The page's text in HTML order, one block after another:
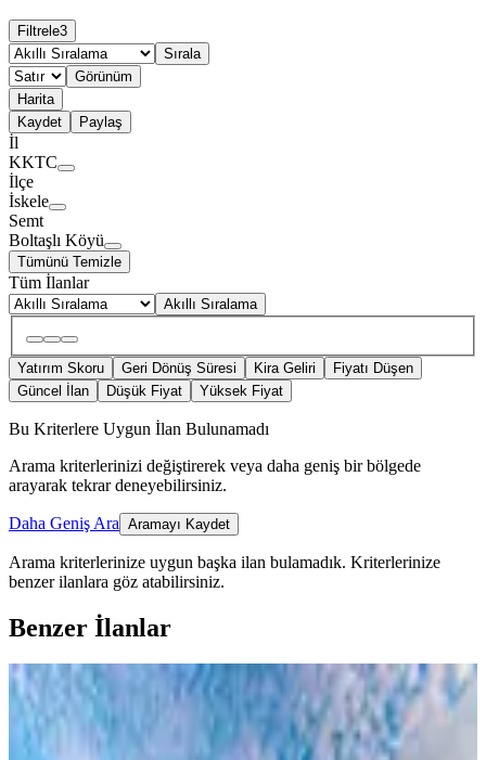
Filtrele3
Sırala
Görünüm
Harita
Kaydet
Paylaş
İl
KKTC
İlçe
İskele
Semt
Boltaşlı Köyü
Tümünü Temizle
Tüm İlanlar
Akıllı Sıralama
Yatırım Skoru Geri Dönüş Süresi Kira Geliri
Fiyatı Düşen
Güncel İlan
Düşük Fiyat Yüksek Fiyat
Bu Kriterlere Uygun İlan Bulunamadı
Arama kriterlerinizi değiştirerek veya daha geniş bir bölgede
arayarak tekrar deneyebilirsiniz.
Daha Geniş Ara Aramayı Kaydet
Arama kriterlerinize uygun başka ilan bulamadık. Kriterlerinize
benzer ilanlara göz atabilirsiniz.
Benzer İlanlar
MANZARALI
İskele Yeni Erenköy Bölgesi'nde Taksit
İmkânlı Deniz Manzaralı Tatil Evleri